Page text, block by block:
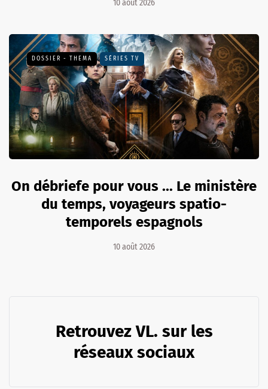
10 août 2026
DOSSIER - THEMA SÉRIES TV
On débriefe pour vous ... Le ministère
du temps, voyageurs spatio-
temporels espagnols
10 août 2026
Retrouvez VL. sur les
réseaux sociaux